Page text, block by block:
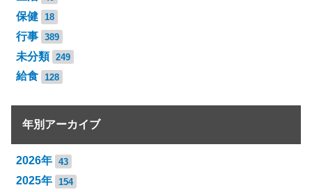
保健 18
行事 389
未分類 249
給食 128
年別アーカイブ
2026年 43
2025年 154